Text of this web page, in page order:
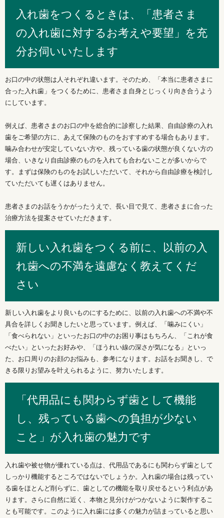
入れ歯をつくるときは、「患者さま
の入れ歯に対するお考えや要望」を充
分お伺いいたします
お口の中の状態は人それぞれ違います。そのため、「本当に患者さまに
合った入れ歯」をつくるために、患者さま自身とじっくり向き合うよう
にしています。
例えば、患者さまのお口の中を総合的に診察した結果、自由診療の入れ
歯をご希望の方に、あえて保険のものをおすすめする場合もあります。
噛み合わせが安定していない方や、残っている歯の状態が良くない方の
場合、いきなり自由診療のものを入れても合わないことが多いからで
す。まずは保険のものをお試しいただいて、それから自由診療を検討し
ていただいても遅くはありません。
患者さまのお話をうかがったうえで、長い目で見て、患者さまに合った
治療方法を提案させていただきます。
新しい入れ歯をつくる前に、以前の入
れ歯への不満を遠慮なく教えてくだ
さい
新しい入れ歯をより良いものにするために、以前の入れ歯への不満や不
具合を詳しくお聞きしたいと思っています。例えば、「噛みにくい」
「食べられない」といったお口の中のお困り事はもちろん、「これが食
べたい」といったお好みや、「ほうれい線の深さが気になる」といっ
た、お口周りのお顔のお悩みも、参考になります。お話をお聞きし、で
きる限りお望みを叶えられるように、努力いたします。
「代用品にも関わらず歯として機能
し、残っている歯への負担が少ない
こと」が入れ歯の魅力です
入れ歯や被せ物が優れている点は、代用品であるにも関わらず歯として
しっかり機能するところではないでしょうか。入れ歯の場合は残ってい
る歯をほとんど削らずに、歯としての機能を取り戻せるという利点があ
ります。さらに自然に近く、本物と見分けがつかないように製作するこ
とも可能です。このように入れ歯には多くの魅力が詰まっていると思い